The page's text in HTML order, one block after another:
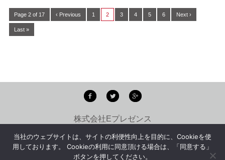
Page 2 of 17 ‹ Previous 1 2 3 4 5 6 Next ›
Last »
株式会社Eプレゼンス
copyright © E-PRESENCE Inc. all rights reserved.
当社のウェブサイトは、サイトの利便性向上を目的に、Cookieを使
用しております。 Cookieの利用に同意頂ける場合は、「同意する」
ボタンを押してください。